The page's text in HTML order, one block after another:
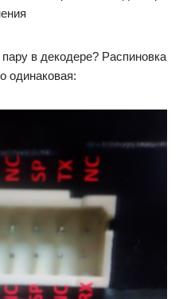
в декодере? Распиновка
одинаковая: